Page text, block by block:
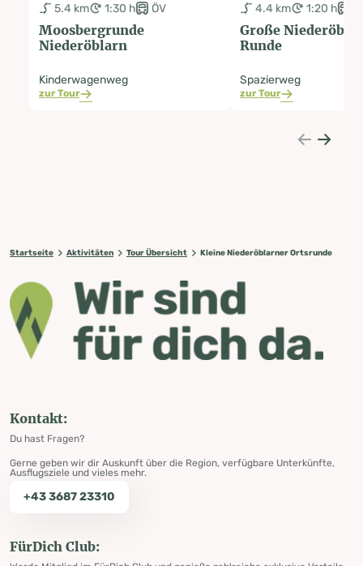
5.4 km 1:30 h ÖV
Moosbergrunde
Niederöblarn
Kinderwagenweg
zur Tour
4.4 km 1:20 h
Große
Runde
Spazierweg
zur Tour
Startseite Aktivitäten Tour Übersicht Kleine Niederöblarner Ortsrunde
Kontakt:
Du hast Fragen?
Gerne geben wir dir Auskunft über die Region, verfügbare Unterkünfte,
Ausflugsziele und vieles mehr.
+43 3687 23310
FürDich Club: